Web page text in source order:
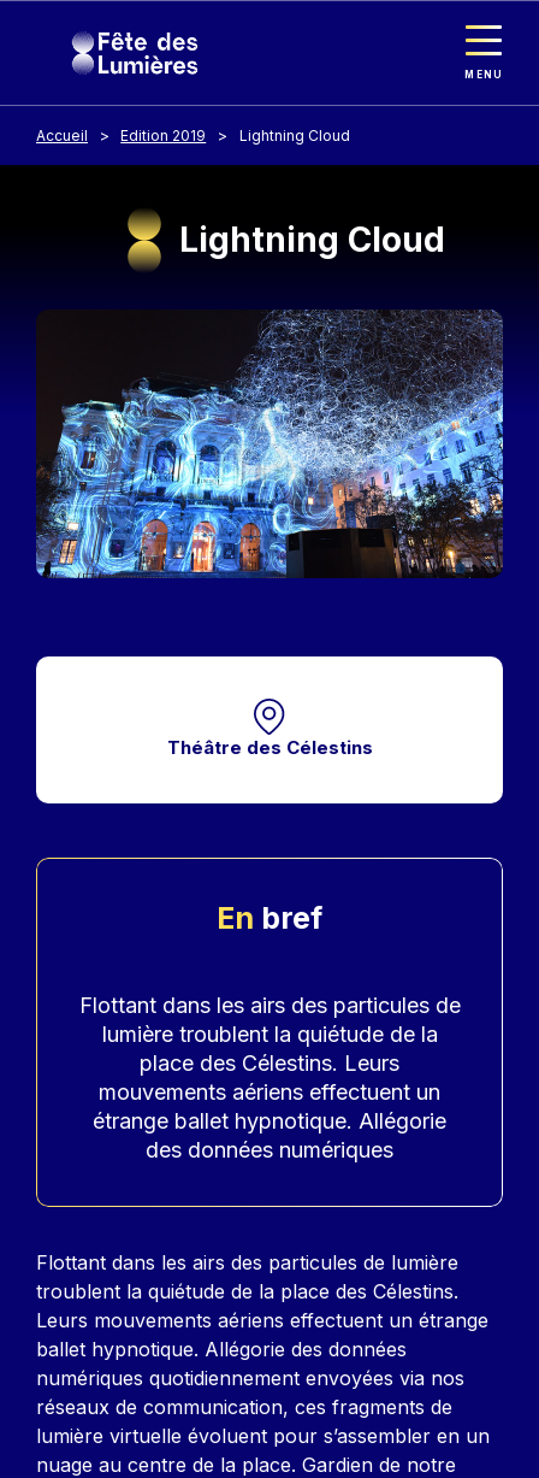
MENU
Accueil Edition 2019 Lightning Cloud
Lightning Cloud
Image
Théâtre des Célestins
En bref
Flottant dans les airs des particules de
lumière troublent la quiétude de la
place des Célestins. Leurs
mouvements aériens effectuent un
étrange ballet hypnotique. Allégorie
des données numériques
Contenu
Flottant dans les airs des particules de lumière
troublent la quiétude de la place des Célestins.
Leurs mouvements aériens effectuent un étrange
ballet hypnotique. Allégorie des données
numériques quotidiennement envoyées via nos
réseaux de communication, ces fragments de
lumière virtuelle évoluent pour s’assembler en un
nuage au centre de la place. Gardien de notre